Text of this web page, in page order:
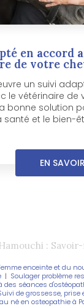
en accord
de votre
un suivi
le vétérinaire de
bonne solution
santé et le bien-
EN
:
enceinte et du
| Soulager problème
séances
de grossesse, prise
né en osteopathie à